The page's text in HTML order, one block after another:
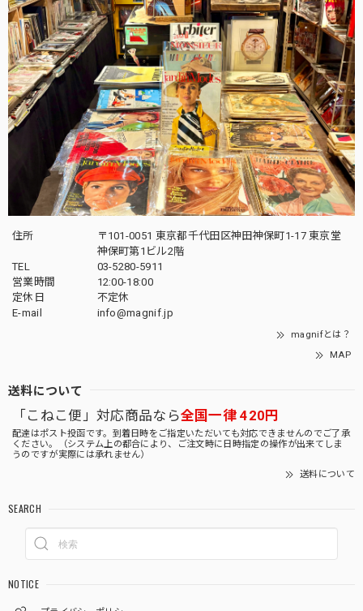
住所
〒101-0051 東京都千代田区神田神保町1-17 東京堂
神保町第1ビル2階
TEL
03-5280-5911
営業時間
12:00-18:00
定休日
不定休
E-mail
info@magnif.jp
magnifとは？
MAP
送料について
「こねこ便」対応商品なら全国一律 420円
配達はポスト投函です。到着日時をご指定いただいても対応できませんのでご了承
ください。（システム上の都合により、ご注文時に日時指定の操作が出来てしま
うのですが実際には承れません）
送料について
SEARCH
NOTICE